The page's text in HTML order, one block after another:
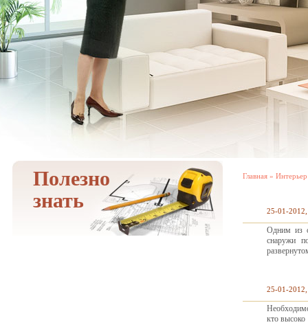
Полезно
знать
Главная » Интерьер
25-01-
Одним из
снаружи
25-01-
кто высоко